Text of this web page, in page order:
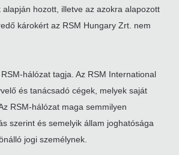
hozott, illetve az azokra alapozott
károkért az RSM Hungary Zrt. nem
hálózat tagja. Az RSM International
és tanácsadó cégek, melyek saját
RSM-hálózat maga semmilyen
szerint és semelyik állam joghatósága
jogi személynek.